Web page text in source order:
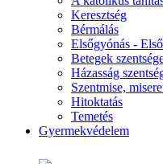
Keresztség
Bérmálás
Elsőgyónás -
Betegek
Házasság
Szentmise,
Hitoktatás
Temetés
Gyermekvédelem